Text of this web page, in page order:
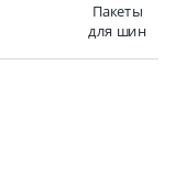
Пакеты
для шин